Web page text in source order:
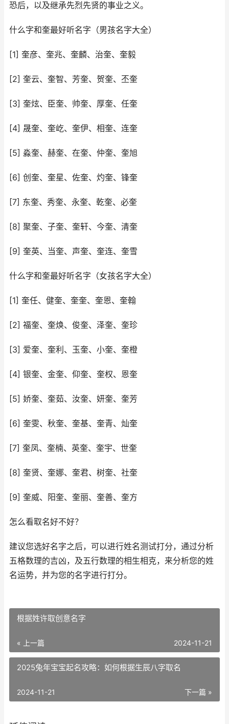
恐后，以及继承先烈先贤的事业之义。
什么字和奎最好听名字（男孩名字大全）
[1] 奎彦、奎兆、奎麟、治奎、奎毅
[2] 奎云、奎智、芳奎、贺奎、丕奎
[3] 奎炫、臣奎、帅奎、厚奎、任奎
[4] 晟奎、奎屹、奎伊、相奎、连奎
[5] 淼奎、赫奎、在奎、仲奎、奎旭
[6] 创奎、奎星、佐奎、灼奎、锋奎
[7] 东奎、秀奎、永奎、乾奎、必奎
[8] 聚奎、子奎、奎轩、今奎、清奎
[9] 奎英、当奎、声奎、奎连、奎雪
什么字和奎最好听名字（女孩名字大全）
[1] 奎任、健奎、奎奎、奎恩、奎翰
[2] 福奎、奎焕、俊奎、泽奎、奎珍
[3] 爱奎、奎利、玉奎、小奎、奎橙
[4] 银奎、金奎、仰奎、奎权、恩奎
[5] 娇奎、奎茹、汝奎、妍奎、奎芳
[6] 奎雯、秋奎、奎基、奎青、灿奎
[7] 奎凤、奎楠、英奎、奎宇、世奎
[8] 奎贤、奎娜、奎君、树奎、社奎
[9] 奎威、阳奎、奎丽、奎善、奎方
怎么看取名好不好？
建议您选好名字之后，可以进行姓名测试打分，通过分析
五格数理的吉凶，及五行数理的相生相克，来分析您的姓
名运势，并为您的名字进行打分。
根据姓许取创意名字
« 上一篇 2024-11-21
2025兔年宝宝起名攻略：如何根据生辰八字取名
下一篇 »
2024-11-21